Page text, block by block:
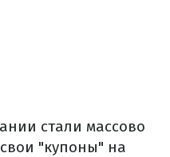
стали массово
"купоны" на